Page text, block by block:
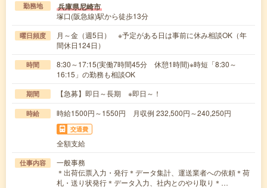
勤務地 兵庫県尼崎市
塚口(阪急線)駅から徒歩13分
曜日頻度
月～金（週5日） ※予定がある日は事前に休み相談OK（年
間休日124日）
時間
8:30～17:15(実働7時間45分 休憩1時間)※時短「8:30～
16:15」の勤務も相談OK
期間 【急募】即日～長期 ※即日～！
時給 時給1500円～1550円 月収例 232,500円～240,250円
交通費
全額支給
仕事内容
一般事務
＊出荷伝票入力・発行＊データ集計、運送業者への依頼＊荷
札・送り状発行＊データ入力、社内とのやり取り＊…